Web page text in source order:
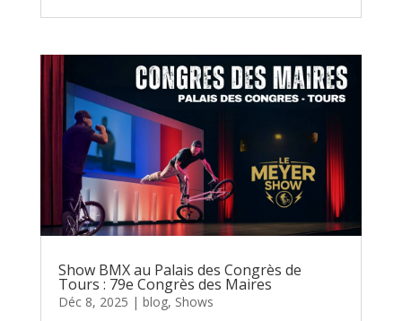
Show BMX au Palais des Congrès de
Tours : 79e Congrès des Maires
Déc 8, 2025 | blog, Shows